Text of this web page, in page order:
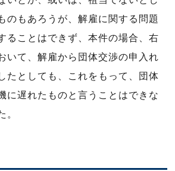
のもあろうが、解雇に関する問題
ることはできず、本件の場合、右
いて、解雇から団体交渉の申入れ
たとしても、これをもって、団体
に遅れたものと言うことはできな
。